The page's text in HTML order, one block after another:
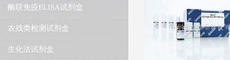
酶联免疫ELISA试剂盒
农残类检测试剂盒
生化法试剂盒